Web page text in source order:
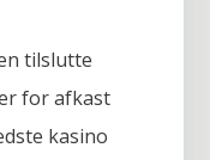
tilslutte
for afkast
kasino